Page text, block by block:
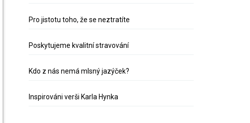
Pro jistotu toho, že se neztratíte
Poskytujeme kvalitní stravování
Kdo z nás nemá mlsný jazýček?
Inspirováni verši Karla Hynka